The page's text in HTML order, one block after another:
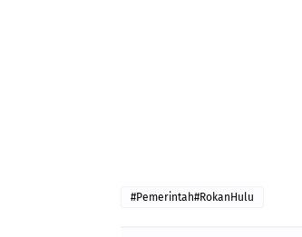
#Pemerintah#RokanHulu